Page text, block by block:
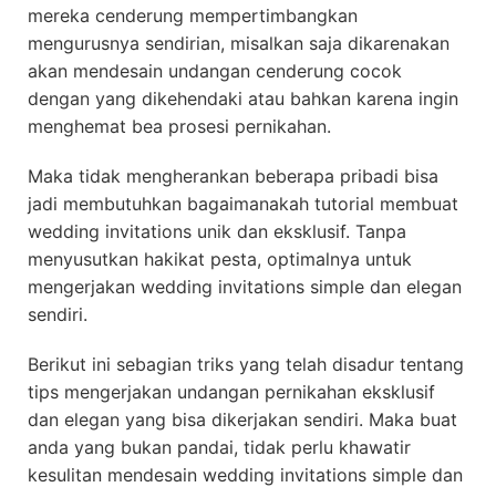
mereka cenderung mempertimbangkan
mengurusnya sendirian, misalkan saja dikarenakan
akan mendesain undangan cenderung cocok
dengan yang dikehendaki atau bahkan karena ingin
menghemat bea prosesi pernikahan.
Maka tidak mengherankan beberapa pribadi bisa
jadi membutuhkan bagaimanakah tutorial membuat
wedding invitations unik dan eksklusif. Tanpa
menyusutkan hakikat pesta, optimalnya untuk
mengerjakan wedding invitations simple dan elegan
sendiri.
Berikut ini sebagian triks yang telah disadur tentang
tips mengerjakan undangan pernikahan eksklusif
dan elegan yang bisa dikerjakan sendiri. Maka buat
anda yang bukan pandai, tidak perlu khawatir
kesulitan mendesain wedding invitations simple dan